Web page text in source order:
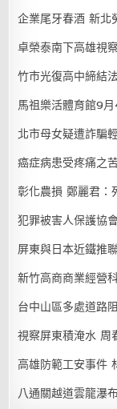
企業尾牙春酒 新北
卓榮泰南下高雄視
竹市光復高中締結
馬祖樂活體育館9
北市母女疑遭詐騙
癌症病患受疼痛之
彰化農損 鄭麗君：
犯罪被害人保護協
屏東與日本近鐵推
新竹高商商業經營
台中山區多處道路
視察屏東積淹水 周
高雄防範工安事件
八通關越道雲龍瀑